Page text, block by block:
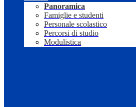
Panoramica
Famiglie e studenti
Personale scolastico
Percorsi di studio
Modulistica